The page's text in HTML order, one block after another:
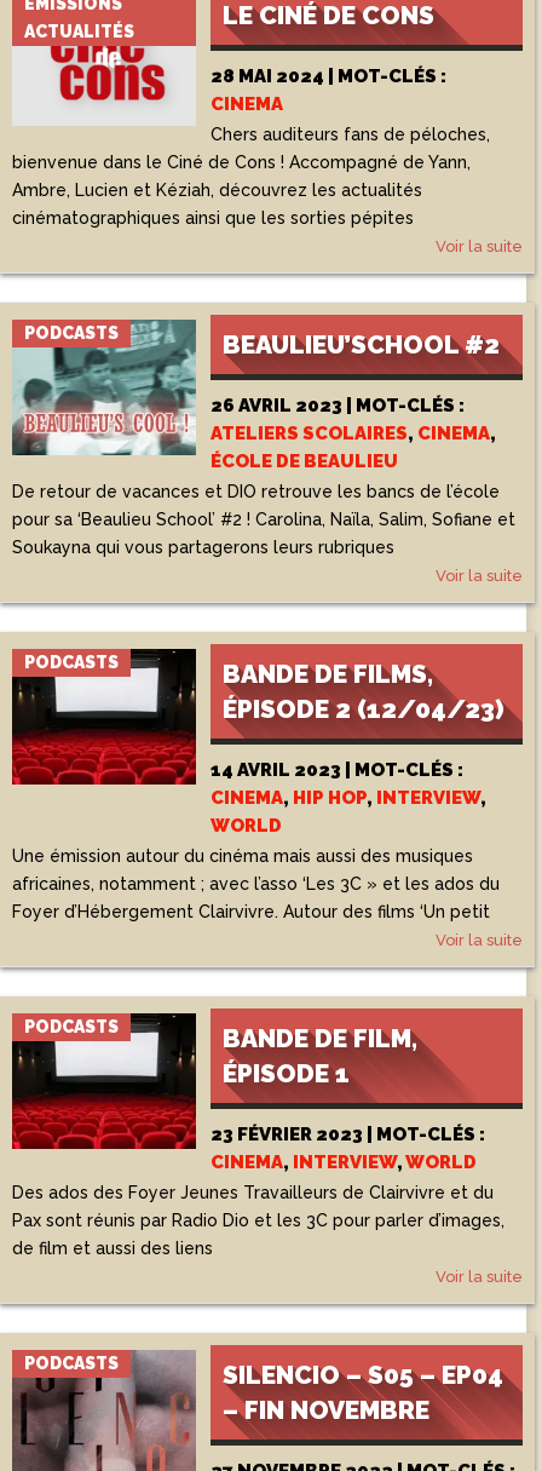
ACTUALITÉS
LE CINÉ DE CONS
28 MAI 2024 | MOT-CLÉS :
CINEMA
Chers auditeurs fans de péloches,
bienvenue dans le Ciné de Cons ! Accompagné de Yann,
Ambre, Lucien et Kéziah, découvrez les actualités
cinématographiques ainsi que les sorties pépites
Voir la suite
PODCASTS BEAULIEU’SCHOOL #2
26 AVRIL 2023 | MOT-CLÉS :
ATELIERS SCOLAIRES, CINEMA,
ÉCOLE DE BEAULIEU
De retour de vacances et DIO retrouve les bancs de l’école
pour sa ‘Beaulieu School’ #2 ! Carolina, Naïla, Salim, Sofiane et
Soukayna qui vous partagerons leurs rubriques
Voir la suite
PODCASTS
BANDE DE FILMS,
ÉPISODE 2 (12/04/23)
14 AVRIL 2023 | MOT-CLÉS :
CINEMA, HIP HOP, INTERVIEW,
WORLD
Une émission autour du cinéma mais aussi des musiques
africaines, notamment ; avec l’asso ‘Les 3C » et les ados du
Foyer d’Hébergement Clairvivre. Autour des films ‘Un petit
Voir la suite
PODCASTS
BANDE DE FILM,
ÉPISODE 1
23 FÉVRIER 2023 | MOT-CLÉS :
CINEMA, INTERVIEW,WORLD
Des ados des Foyer Jeunes Travailleurs de Clairvivre et du
Pax sont réunis par Radio Dio et les 3C pour parler d’images,
de film et aussi des liens
Voir la suite
PODCASTS
SILENCIO – S05 – EP04
– FIN NOVEMBRE